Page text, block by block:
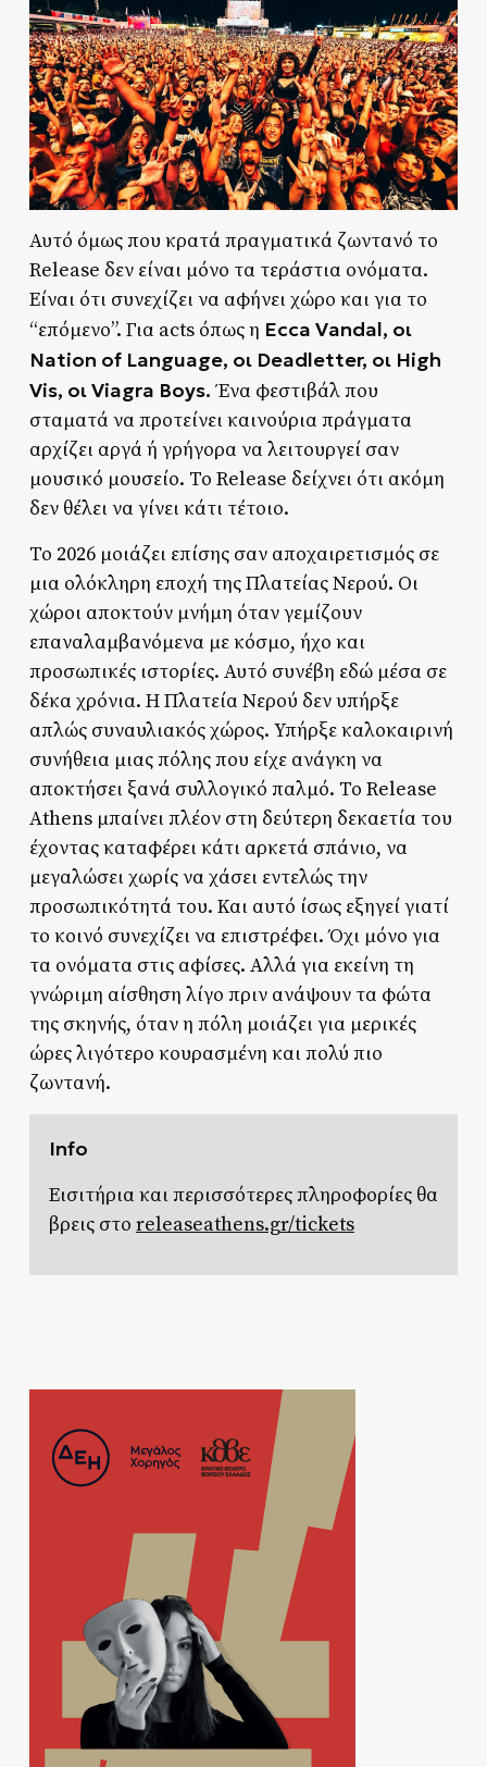
Αυτό όμως που κρατά πραγματικά ζωντανό το
Release δεν είναι μόνο τα τεράστια ονόματα.
Είναι ότι συνεχίζει να αφήνει χώρο και για το
“επόμενο”. Για acts όπως η Ecca Vandal, οι
Nation of Language, οι Deadletter, οι High
Vis, οι Viagra Boys.Ένα φεστιβάλ που
σταματά να προτείνει καινούρια πράγματα
αρχίζει αργά ή γρήγορα να λειτουργεί σαν
μουσικό μουσείο. Το Release δείχνει ότι ακόμη
δεν θέλει να γίνει κάτι τέτοιο.
Το 2026 μοιάζει επίσης σαν αποχαιρετισμός σε
μια ολόκληρη εποχή της Πλατείας Νερού. Οι
χώροι αποκτούν μνήμη όταν γεμίζουν
επαναλαμβανόμενα με κόσμο, ήχο και
προσωπικές ιστορίες. Αυτό συνέβη εδώ μέσα σε
δέκα χρόνια. Η Πλατεία Νερού δεν υπήρξε
απλώς συναυλιακός χώρος. Υπήρξε καλοκαιρινή
συνήθεια μιας πόλης που είχε ανάγκη να
αποκτήσει ξανά συλλογικό παλμό. Το Release
Athens μπαίνει πλέον στη δεύτερη δεκαετία του
έχοντας καταφέρει κάτι αρκετά σπάνιο, να
μεγαλώσει χωρίς να χάσει εντελώς την
προσωπικότητά του. Και αυτό ίσως εξηγεί γιατί
το κοινό συνεχίζει να επιστρέφει. Όχι μόνο για
τα ονόματα στις αφίσες. Αλλά για εκείνη τη
γνώριμη αίσθηση λίγο πριν ανάψουν τα φώτα
της σκηνής, όταν η πόλη μοιάζει για μερικές
ώρες λιγότερο κουρασμένη και πολύ πιο
ζωντανή.
Info
Εισιτήρια και περισσότερες πληροφορίες θα
βρεις στο releaseathens.gr/tickets